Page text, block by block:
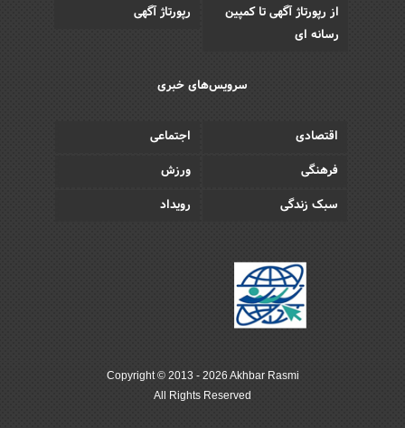
از رپورتاژ آگهی تا کمپین
رسانه ای
رپورتاژ آگهی
سرویس‌های خبری
اقتصادی
اجتماعی
فرهنگی
ورزش
سبک زندگی
رویداد
Copyright © 2013 - 2026 Akhbar Rasmi
All Rights Reserved